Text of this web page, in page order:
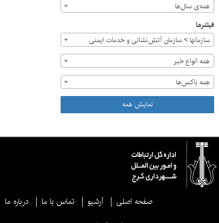
همه‌ی سال‌ها
فیلترها
سازمان‎ها > سازمان آتش‌نشانی و خدمات ایمنی
همه انواع خبر
همه باکس‌ها
نمایش همه
صفحه اصلی آرشیو تماس با ما درباره ما